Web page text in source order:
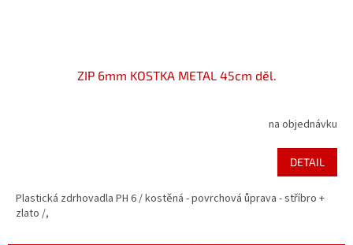
ZIP 6mm KOSTKA METAL 45cm děl.
na objednávku
DETAIL
Plastická zdrhovadla PH 6 / kostěná - povrchová ůprava - stříbro +
zlato /,